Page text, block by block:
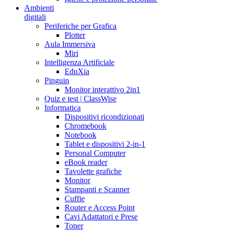
Ambienti
digitali
Periferiche per Grafica
Plotter
Aula Immersiva
Miri
Intelligenza Artificiale
EduXia
Pinguin
Monitor interattivo 2in1
Quiz e test | ClassWise
Informatica
Dispositivi ricondizionati
Chromebook
Notebook
Tablet e dispositivi 2-in-1
Personal Computer
eBook reader
Tavolette grafiche
Monitor
Stampanti e Scanner
Cuffie
Router e Access Point
Cavi Adattatori e Prese
Toner